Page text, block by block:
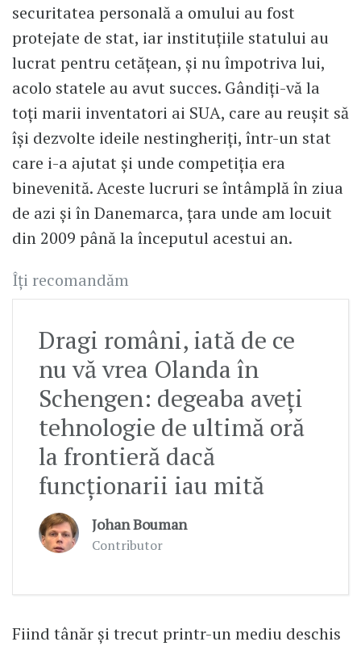
securitatea personală a omului au fost
protejate de stat, iar instituțiile statului au
lucrat pentru cetățean, și nu împotriva lui,
acolo statele au avut succes. Gândiți-vă la
toți marii inventatori ai SUA, care au reușit să
își dezvolte ideile nestingheriți, într-un stat
care i-a ajutat și unde competiția era
binevenită. Aceste lucruri se întâmplă în ziua
de azi și în Danemarca, țara unde am locuit
din 2009 până la începutul acestui an.
Îți recomandăm
Dragi români, iată de ce
nu vă vrea Olanda în
Schengen: degeaba aveți
tehnologie de ultimă oră
la frontieră dacă
funcționarii iau mită
Johan Bouman
Contributor
Fiind tânăr și trecut printr-un mediu deschis